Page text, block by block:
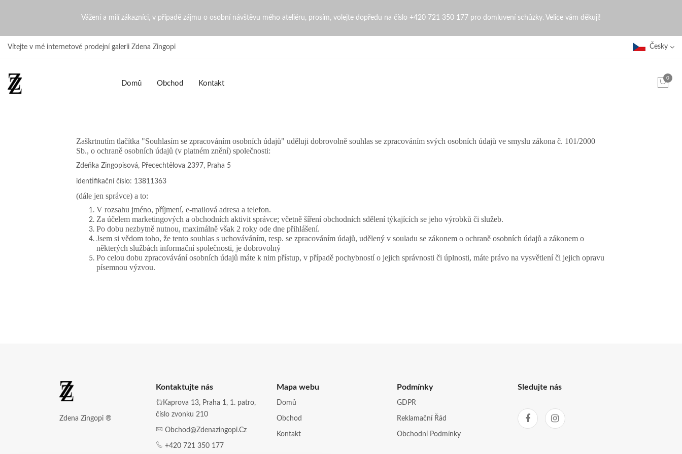
GDPR | ZdenaZingopiVážení a milí zákazníci, v případě zájmu o osobní návštěvu mého ateliéru, prosím, volejte dopředu na číslo +420 721 350 177 pro domluvení schůzky. Velice vám děkuji!
Vítejte v mé internetové prodejní galerii Zdena Zingopi Česky
Domů Obchod Kontakt
0
Zaškrtnutím tlačítka "Souhlasím se zpracováním osobních údajů" uděluji dobrovolně souhlas se zpracováním svých osobních údajů ve smyslu zákona č. 101/2000
Sb., o ochraně osobních údajů (v platném znění) společnosti:
Zdeňka Zingopisová, Přecechtělova 2397, Praha 5
identifikační číslo: 13811363
(dále jen správce) a to:
V rozsahu jméno, příjmení, e-mailová adresa a telefon.
Za účelem marketingových a obchodních aktivit správce; včetně šíření obchodních sdělení týkajících se jeho výrobků či služeb.
Po dobu nezbytně nutnou, maximálně však 2 roky ode dne přihlášení.
Jsem si vědom toho, že tento souhlas s uchováváním, resp. se zpracováním údajů, udělený v souladu se zákonem o ochraně osobních údajů a zákonem o
některých službách informační společnosti, je dobrovolný
Po celou dobu zpracovávání osobních údajů máte k nim přístup, v případě pochybností o jejich správnosti či úplnosti, máte právo na vysvětlení či jejich opravu
písemnou výzvou.
Zdena Zingopi ®
Kontaktujte nás
Kaprova 13, Praha 1, 1. patro,
číslo zvonku 210
Obchod@zdenazingopi.cz
+420 721 350 177
Mapa webu
Domů
Obchod
Kontakt
Podmínky
GDPR
Reklamační Řád
Obchodní Podmínky
Sledujte nás